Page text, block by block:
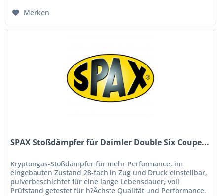
Merken
SPAX Stoßdämpfer für Daimler Double Six Coupe...
Kryptongas-Stoßdämpfer für mehr Performance, im
eingebauten Zustand 28-fach in Zug und Druck einstellbar,
pulverbeschichtet für eine lange Lebensdauer, voll
Prüfstand getestet für h?Âchste Qualität und Performance.